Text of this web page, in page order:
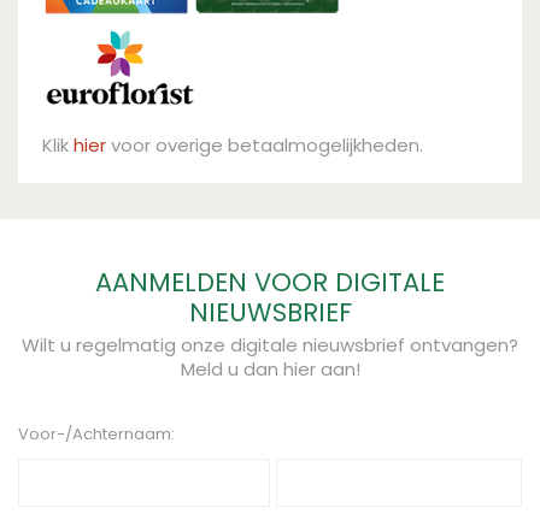
Klikhiervoor overige betaalmogelijkheden.
AANMELDEN VOOR DIGITALE
NIEUWSBRIEF
Wilt u regelmatig onze digitale nieuwsbrief ontvangen?
Meld u dan hier aan!
Voor-/Achternaam: